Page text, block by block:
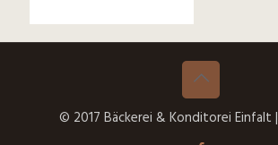
© 2017 Bäckerei & Konditorei Einfalt |